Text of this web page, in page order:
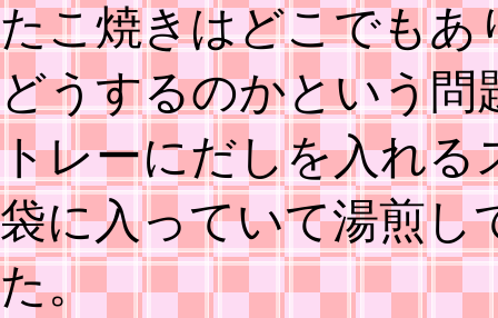
たこ焼きはどこでもあ
どうするのかという問
トレーにだしを入れる
袋に入っていて湯煎し
た。